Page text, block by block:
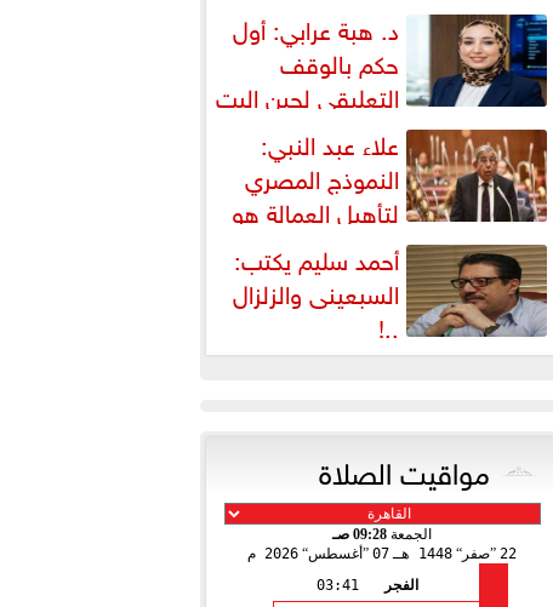
المغرب... وارتفاع حصيلة...
د. هبة عرابي: أول
حكم بالوقف
التعليقي لحين البت
في الطعن على... علاء عبد النبي:
النموذج المصري
لتأهيل العمالة هو
البديل العملي والأمثل لأزمات...
أحمد سليم يكتب:
السبعينى والزلزال
..!
مواقيت الصلاة
الجمعة 09:28 صـ
22 صفر 1448 هـ 07 أغسطس 2026 م
الفجر
03:41